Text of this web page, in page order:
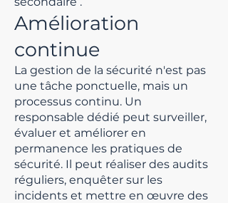
Amélioration
continue
La gestion de la sécurité n'est pas
une tâche ponctuelle, mais un
processus continu. Un
responsable dédié peut surveiller,
évaluer et améliorer en
permanence les pratiques de
sécurité. Il peut réaliser des audits
réguliers, enquêter sur les
incidents et mettre en œuvre des